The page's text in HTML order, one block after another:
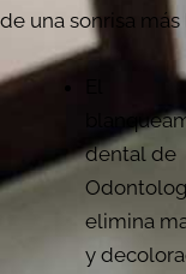
de una sonrisa más
dental de
elimina
y